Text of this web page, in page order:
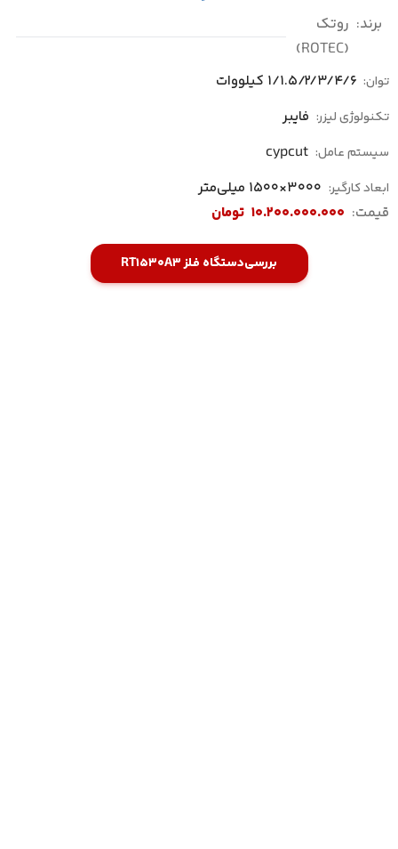
برند: روتک
(ROTEC)
توان: 1/1.5/2/3/4/6 کیلووات
تکنولوژی لیزر: فایبر
سیستم عامل: cypcut
ابعاد کارگیر: 3000×1500 میلی‌متر
قیمت: 10.200.000.000 تومان
بررسیدستگاه فلز RT1530A3